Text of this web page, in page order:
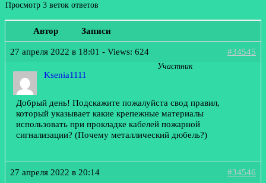
Просмотр 3 веток ответов
Автор Записи
27 апреля 2022 в 18:01 - Views: 624 #34545
Ksenia1111
Участник
Добрый день! Подскажите пожалуйста свод правил,
который указывает какие крепежные материалы
использовать при прокладке кабелей пожарной
сигнализации? (Почему металлический дюбель?)
27 апреля 2022 в 20:14 #34546